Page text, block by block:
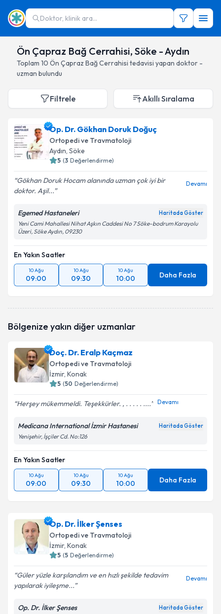
Doktor, klinik ara...
Ön Çapraz Bağ Cerrahisi, Söke - Aydın
Toplam 10 Ön Çapraz Bağ Cerrahisi tedavisi yapan doktor -
uzman bulundu
Filtrele Akıllı Sıralama
Op. Dr. Gökhan Doruk Doğuç
Ortopedi ve Travmatoloji
Aydın, Söke
5 (3 Değerlendirme)
Gökhan Doruk Hocam alanında uzman çok iyi bir
doktor. Aşil...
Devamı
Egemed Hastaneleri Haritada Göster
Yeni Cami Mahallesi Nihat Aşkın Caddesi No 7 Söke-bodrum Karayolu
Üzeri, Söke Aydın, 09230
En Yakın Saatler
10 Ağu
09:00
10 Ağu
09:30
10 Ağu
10:00 Daha Fazla
Bölgenize yakın diğer uzmanlar
Doç. Dr. Eralp Kaçmaz
Ortopedi ve Travmatoloji
İzmir, Konak
5 (50 Değerlendirme)
Herşey mükemmeldi. Teşekkürler. , . . . . . .... Devamı
Medicana International İzmir Hastanesi Haritada Göster
Yenişehir, İşçiler Cd. No:126
En Yakın Saatler
10 Ağu
09:00
10 Ağu
09:30
10 Ağu
10:00 Daha Fazla
Op. Dr. İlker Şenses
Ortopedi ve Travmatoloji
İzmir, Konak
5 (5 Değerlendirme)
Güler yüzle karşılandım ve en hızlı şekilde tedavim
yapılarak iyileşme...
Devamı
Op. Dr. İlker Şenses Haritada Göster